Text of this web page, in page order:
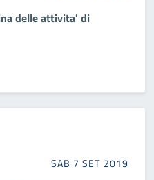
delle attivita' di
SAB 7 SET 2019